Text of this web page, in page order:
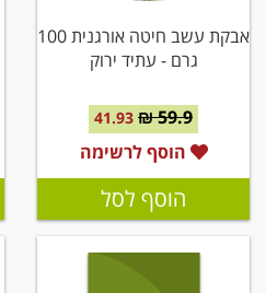
אבקת עשב חיטה אורגנית 100
גרם - עתיד ירוק
59.9 ₪
41.93
הוסף לרשימה
הוסף לסל